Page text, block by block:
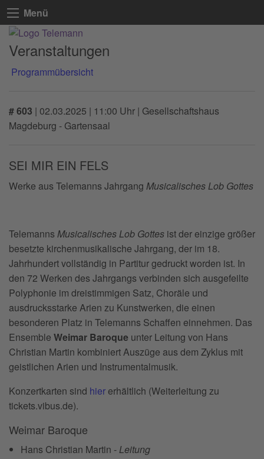
Menü
Veranstaltungen
Programmübersicht
# 603 | 02.03.2025 | 11:00 Uhr | Gesellschaftshaus
Magdeburg - Gartensaal
SEI MIR EIN FELS
Werke aus Telemanns Jahrgang Musicalisches Lob Gottes
Telemanns Musicalisches Lob Gottes ist der einzige größer
besetzte kirchenmusikalische Jahrgang, der im 18.
Jahrhundert vollständig in Partitur gedruckt worden ist. In
den 72 Werken des Jahrgangs verbinden sich ausgefeilte
Polyphonie im dreistimmigen Satz, Choräle und
ausdrucksstarke Arien zu Kunstwerken, die einen
besonderen Platz in Telemanns Schaffen einnehmen. Das
Ensemble Weimar Baroque unter Leitung von Hans
Christian Martin kombiniert Auszüge aus dem Zyklus mit
geistlichen Arien und Instrumentalmusik.
Konzertkarten sind hiererhältlich (Weiterleitung zu
tickets.vibus.de).
Weimar Baroque
Hans Christian Martin -Leitung